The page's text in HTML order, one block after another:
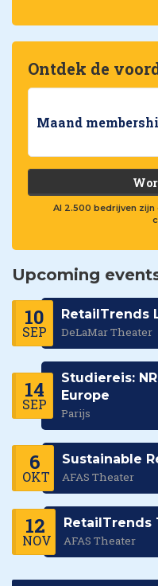
Ontdek de
Maand
Al 2.500 bedrijven
Upcoming
10
SEP
RetailTrends
DeLaMar Theater
14
SEP
Studiereis:
Europe
Parijs
6
OKT
Sustainable
AFAS Theater
12
NOV
RetailTrends
AFAS Theater